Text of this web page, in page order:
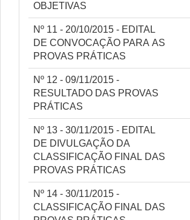
OBJETIVAS
Nº 11 - 20/10/2015 - EDITAL
DE CONVOCAÇÃO PARA AS
PROVAS PRÁTICAS
Nº 12 - 09/11/2015 -
RESULTADO DAS PROVAS
PRÁTICAS
Nº 13 - 30/11/2015 - EDITAL
DE DIVULGAÇÃO DA
CLASSIFICAÇÃO FINAL DAS
PROVAS PRÁTICAS
Nº 14 - 30/11/2015 -
CLASSIFICAÇÃO FINAL DAS